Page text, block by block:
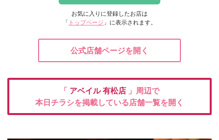
お気に入りに登録したお店は
「 トップページ 」に表示されます。
公式店舗ページを開く
「 アベイル有松店 」周辺で
本日チラシを掲載している店舗一覧を開く